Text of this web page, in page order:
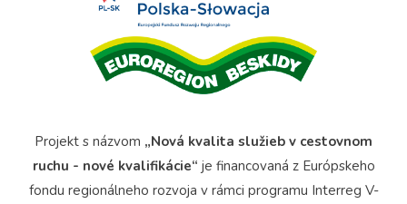
Projekt s názvom „Nová kvalita služieb v cestovnom
ruchu - nové kvalifikácie“ je financovaná z Európskeho
fondu regionálneho rozvoja v rámci programu Interreg V-